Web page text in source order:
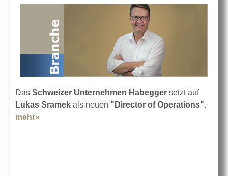
Das Schweizer Unternehmen Habegger setzt auf
Lukas Sramek als neuen "Director of Operations".
mehr»